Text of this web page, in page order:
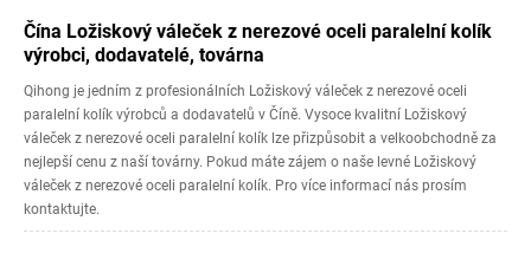
Čína Ložiskový váleček z nerezové oceli paralelní kolík
výrobci, dodavatelé, továrna
Qihong je jedním z profesionálních Ložiskový váleček z nerezové oceli
paralelní kolík výrobců a dodavatelů v Číně. Vysoce kvalitní Ložiskový
váleček z nerezové oceli paralelní kolík lze přizpůsobit a velkoobchodně za
nejlepší cenu z naší továrny. Pokud máte zájem o naše levné Ložiskový
váleček z nerezové oceli paralelní kolík. Pro více informací nás prosím
kontaktujte.